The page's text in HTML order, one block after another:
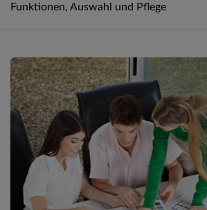
Funktionen, Auswahl und Pflege